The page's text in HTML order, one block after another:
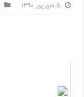
۵ شهریور ۱۳۹۰